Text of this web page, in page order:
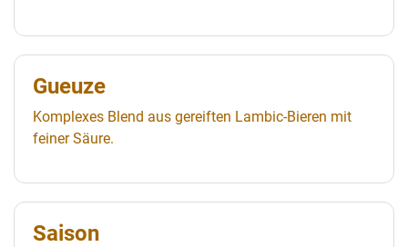
Gueuze
Komplexes Blend aus gereiften Lambic-Bieren mit
feiner Säure.
Saison